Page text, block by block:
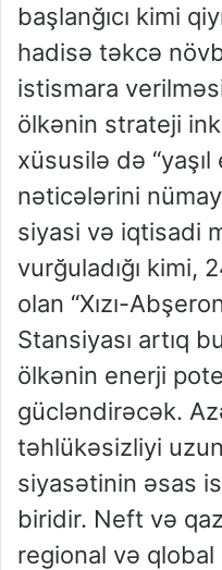
başlanğıcı kimi
hadisə təkcə
istismara
ölkənin strateji
xüsusilə də
nəticələrini
siyasi və iqtisadi
vurğuladığı kimi,
olan “Xızı-
Stansiyası artıq
ölkənin enerji
gücləndirəcək.
təhlükəsizliyi
siyasətinin əsas
biridir. Neft və
regional və qlobal